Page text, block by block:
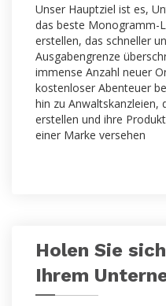
Unser Hauptziel ist es,
das beste Monogramm-
erstellen, das schneller
Ausgabengrenze
immense Anzahl neuer
kostenloser Abenteuer
hin zu Anwaltskanzleien,
erstellen und ihre
einer Marke versehen
Holen Sie
Ihrem